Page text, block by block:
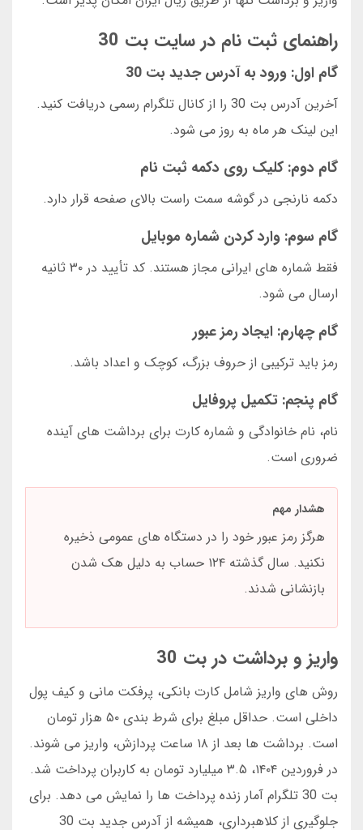
راهنمای ثبت نام در سایت بت 30
گام اول: ورود به آدرس جدید بت 30
آخرین آدرس بت 30 را از کانال تلگرام رسمی دریافت کنید.
این لینک هر ماه به روز می شود.
گام دوم: کلیک روی دکمه ثبت نام
دکمه نارنجی در گوشه سمت راست بالای صفحه قرار دارد.
گام سوم: وارد کردن شماره موبایل
فقط شماره های ایرانی مجاز هستند. کد تأیید در ۳۰ ثانیه
ارسال می شود.
گام چهارم: ایجاد رمز عبور
رمز باید ترکیبی از حروف بزرگ، کوچک و اعداد باشد.
گام پنجم: تکمیل پروفایل
نام، نام خانوادگی و شماره کارت برای برداشت های آینده
ضروری است.
هشدار مهم
هرگز رمز عبور خود را در دستگاه های عمومی ذخیره
نکنید. سال گذشته ۱۲۴ حساب به دلیل هک شدن
بازنشانی شدند.
واریز و برداشت در بت 30
روش های واریز شامل کارت بانکی، پرفکت مانی و کیف پول
داخلی است. حداقل مبلغ برای شرط بندی ۵۰ هزار تومان
است. برداشت ها بعد از ۱۸ ساعت پردازش، واریز می شوند.
در فروردین ۱۴۰۴، ۳.۵ میلیارد تومان به کاربران پرداخت شد.
بت 30 تلگرام آمار زنده پرداخت ها را نمایش می دهد. برای
جلوگیری از کلاهبرداری، همیشه از آدرس جدید بت 30